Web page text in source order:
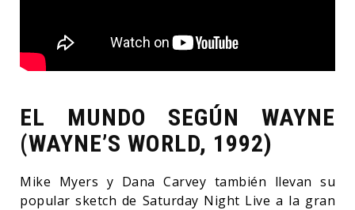
EL MUNDO SEGÚN WAYNE
(WAYNE’S WORLD, 1992)
Mike Myers y Dana Carvey también llevan su
popular sketch de Saturday Night Live a la gran